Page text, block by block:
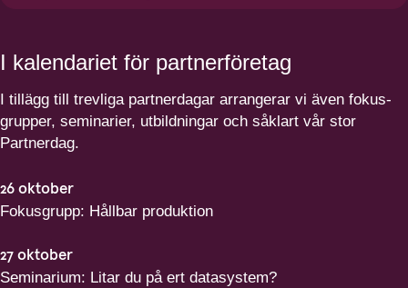
I kalendariet för partnerföretag
I tillägg till trevliga partner­dagar arrangerar vi även fokus­
grupper, seminarier, utbildningar och såklart vår stor
Partnerdag.
26 oktober
Fokusgrupp: Hållbar produktion
27 oktober
Seminarium: Litar du på ert datasystem?